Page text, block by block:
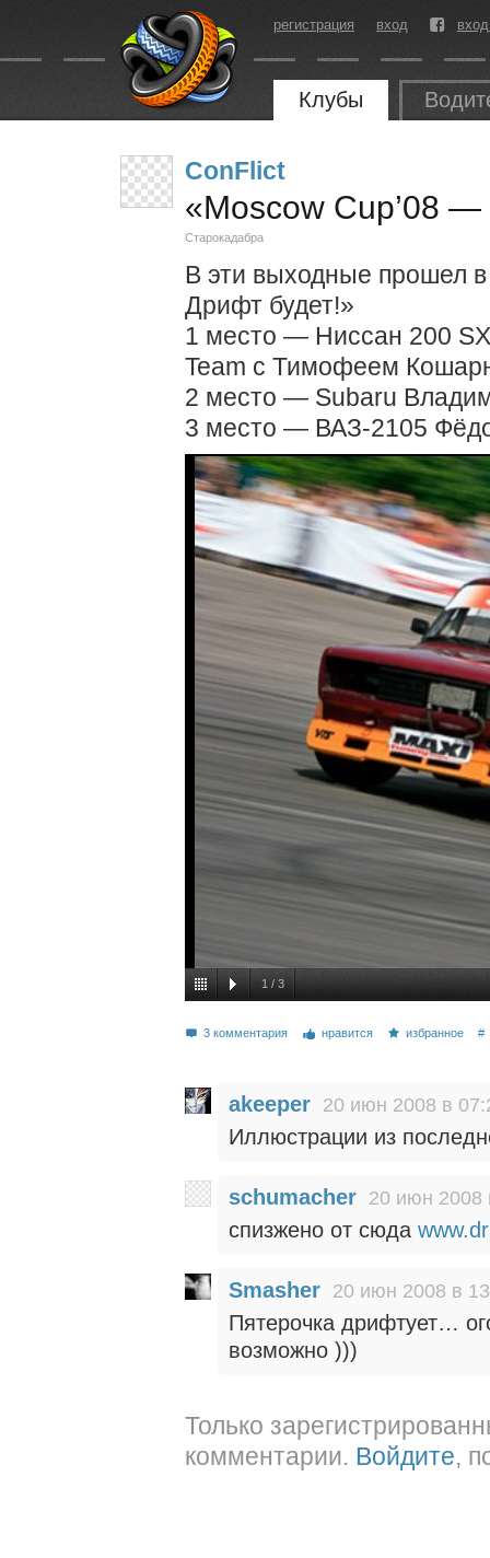
регистрация вход
Клубы
ConFlict
«Moscow Cup’08
Старокадабра
В эти выходные прошел
Дрифт будет!»
1 место — Ниссан 200
Team с Тимофеем
2 место — Subaru
3 место — ВАЗ-2105
1 / 3
3 комментария нравится избранное #
akeeper 20 июн 2008 в
Иллюстрации из
schumacher 20 июн 2008
спизжено от сюда
Smasher 20 июн 2008 в
Пятерочка дрифтует…
возможно )))
Только
комментарии. Войдите,